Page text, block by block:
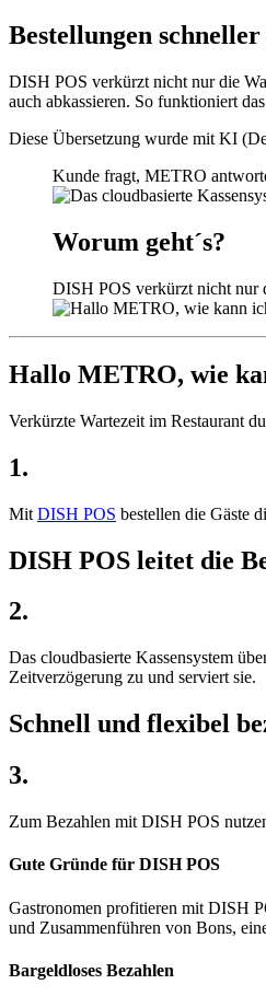
Bestellungen
DISH POS verkürzt nicht nur die
auch abkassieren. So funktioniert
Diese Übersetzung wurde mit KI
Kunde fragt, METRO
Worum geht´s?
DISH POS verkürzt nicht nur
Hallo METRO, wie
Verkürzte Wartezeit im Restaurant
1.
Mit DISH POS bestellen die Gäste
DISH POS leitet die
2.
Das cloudbasierte Kassensystem
Zeitverzögerung zu und serviert sie.
Schnell und flexibel
3.
Zum Bezahlen mit DISH POS
Gute Gründe für DISH POS
Gastronomen profitieren mit DISH
und Zusammenführen von Bons,
Bargeldloses Bezahlen